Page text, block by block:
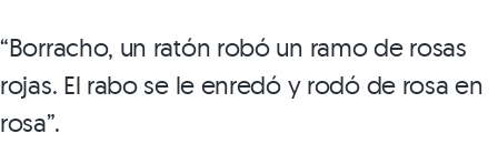
“Borracho, un ratón robó un ramo de rosas
rojas. El rabo se le enredó y rodó de rosa en
rosa”.